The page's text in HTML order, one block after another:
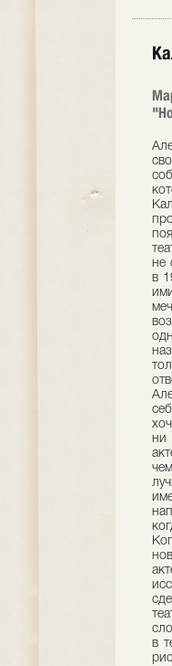
не
в
ни
в